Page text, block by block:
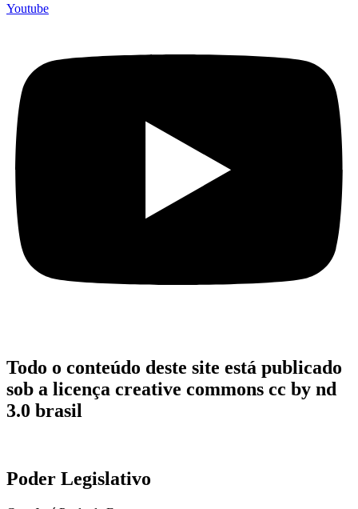
Youtube
Todo o conteúdo deste site está publicado
sob a licença creative commons cc by nd
3.0 brasil
Poder Legislativo